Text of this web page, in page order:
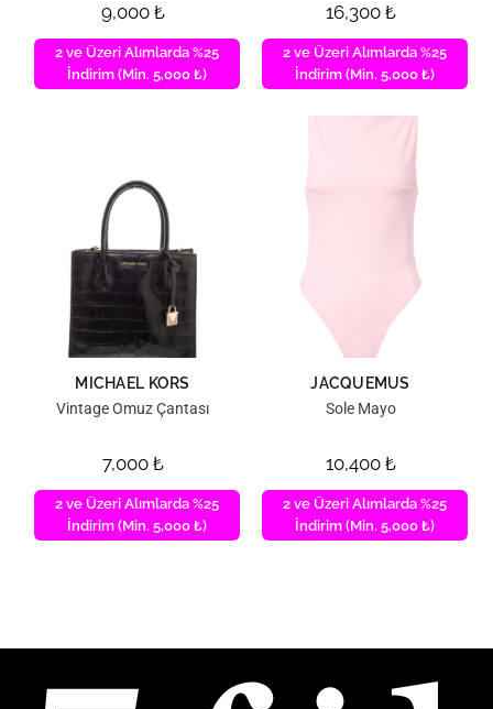
9,000 ₺
2 ve Üzeri Alımlarda %25
İndirim (Min. 5,000 ₺)
16,300 ₺
2 ve Üzeri Alımlarda %25
İndirim (Min. 5,000 ₺)
MICHAEL KORS
Vintage Omuz Çantası
7,000 ₺
2 ve Üzeri Alımlarda %25
İndirim (Min. 5,000 ₺)
JACQUEMUS
Sole Mayo
10,400 ₺
2 ve Üzeri Alımlarda %25
İndirim (Min. 5,000 ₺)